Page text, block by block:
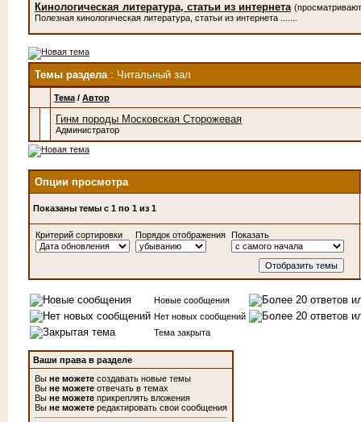
Кинологическая литература, статьи из интернета
Полезная кинологическая литература, статьи из интернета .......
Темы раздела: Читальный зал
Тема / Автор
Гинм породы Московская Сторожевая
Администратор
Опции просмотра
Показаны темы с 1 по 1 из 1
Критерий сортировки Порядок отображения Показать
Новые сообщения
Нет новых сообщений
Тема закрыта
Ваши права в разделе
Вы не можете создавать новые темы
Вы не можете отвечать в темах
Вы не можете прикреплять вложения
Вы не можете редактировать свои сообщения